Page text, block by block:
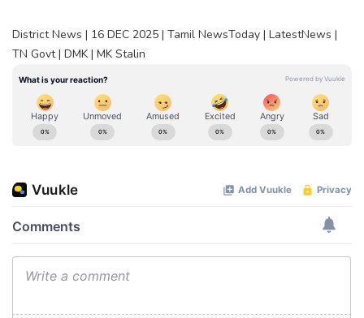
District News | 16 DEC 2025 | Tamil NewsToday | LatestNews |
TN Govt | DMK | MK Stalin